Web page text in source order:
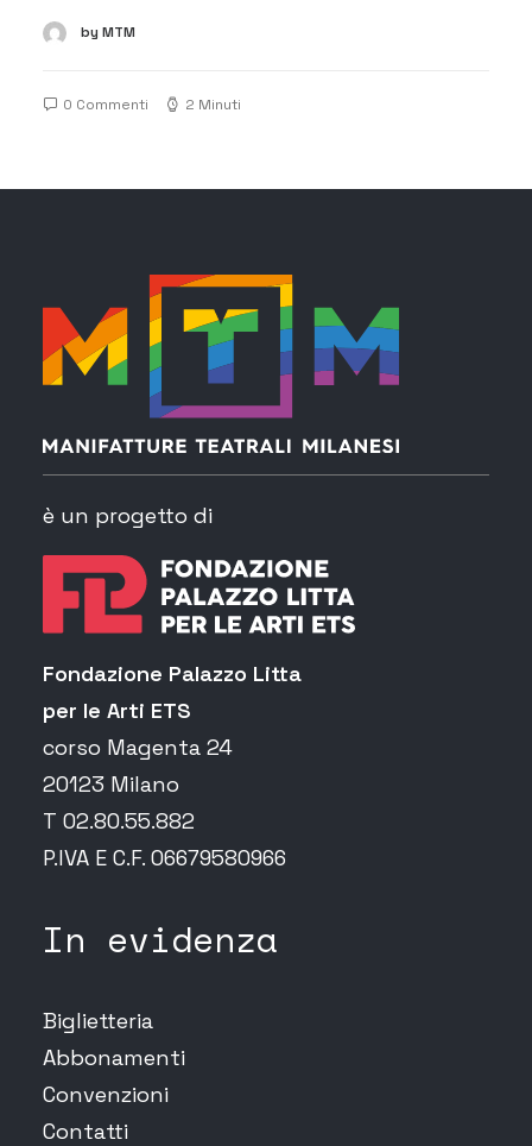
by MTM
0 Commenti 2 Minuti
è un progetto di
Fondazione Palazzo Litta
per le Arti ETS
corso Magenta 24
20123 Milano
T 02.80.55.882
P.IVA E C.F. 06679580966
In evidenza
Biglietteria
Abbonamenti
Convenzioni
Contatti